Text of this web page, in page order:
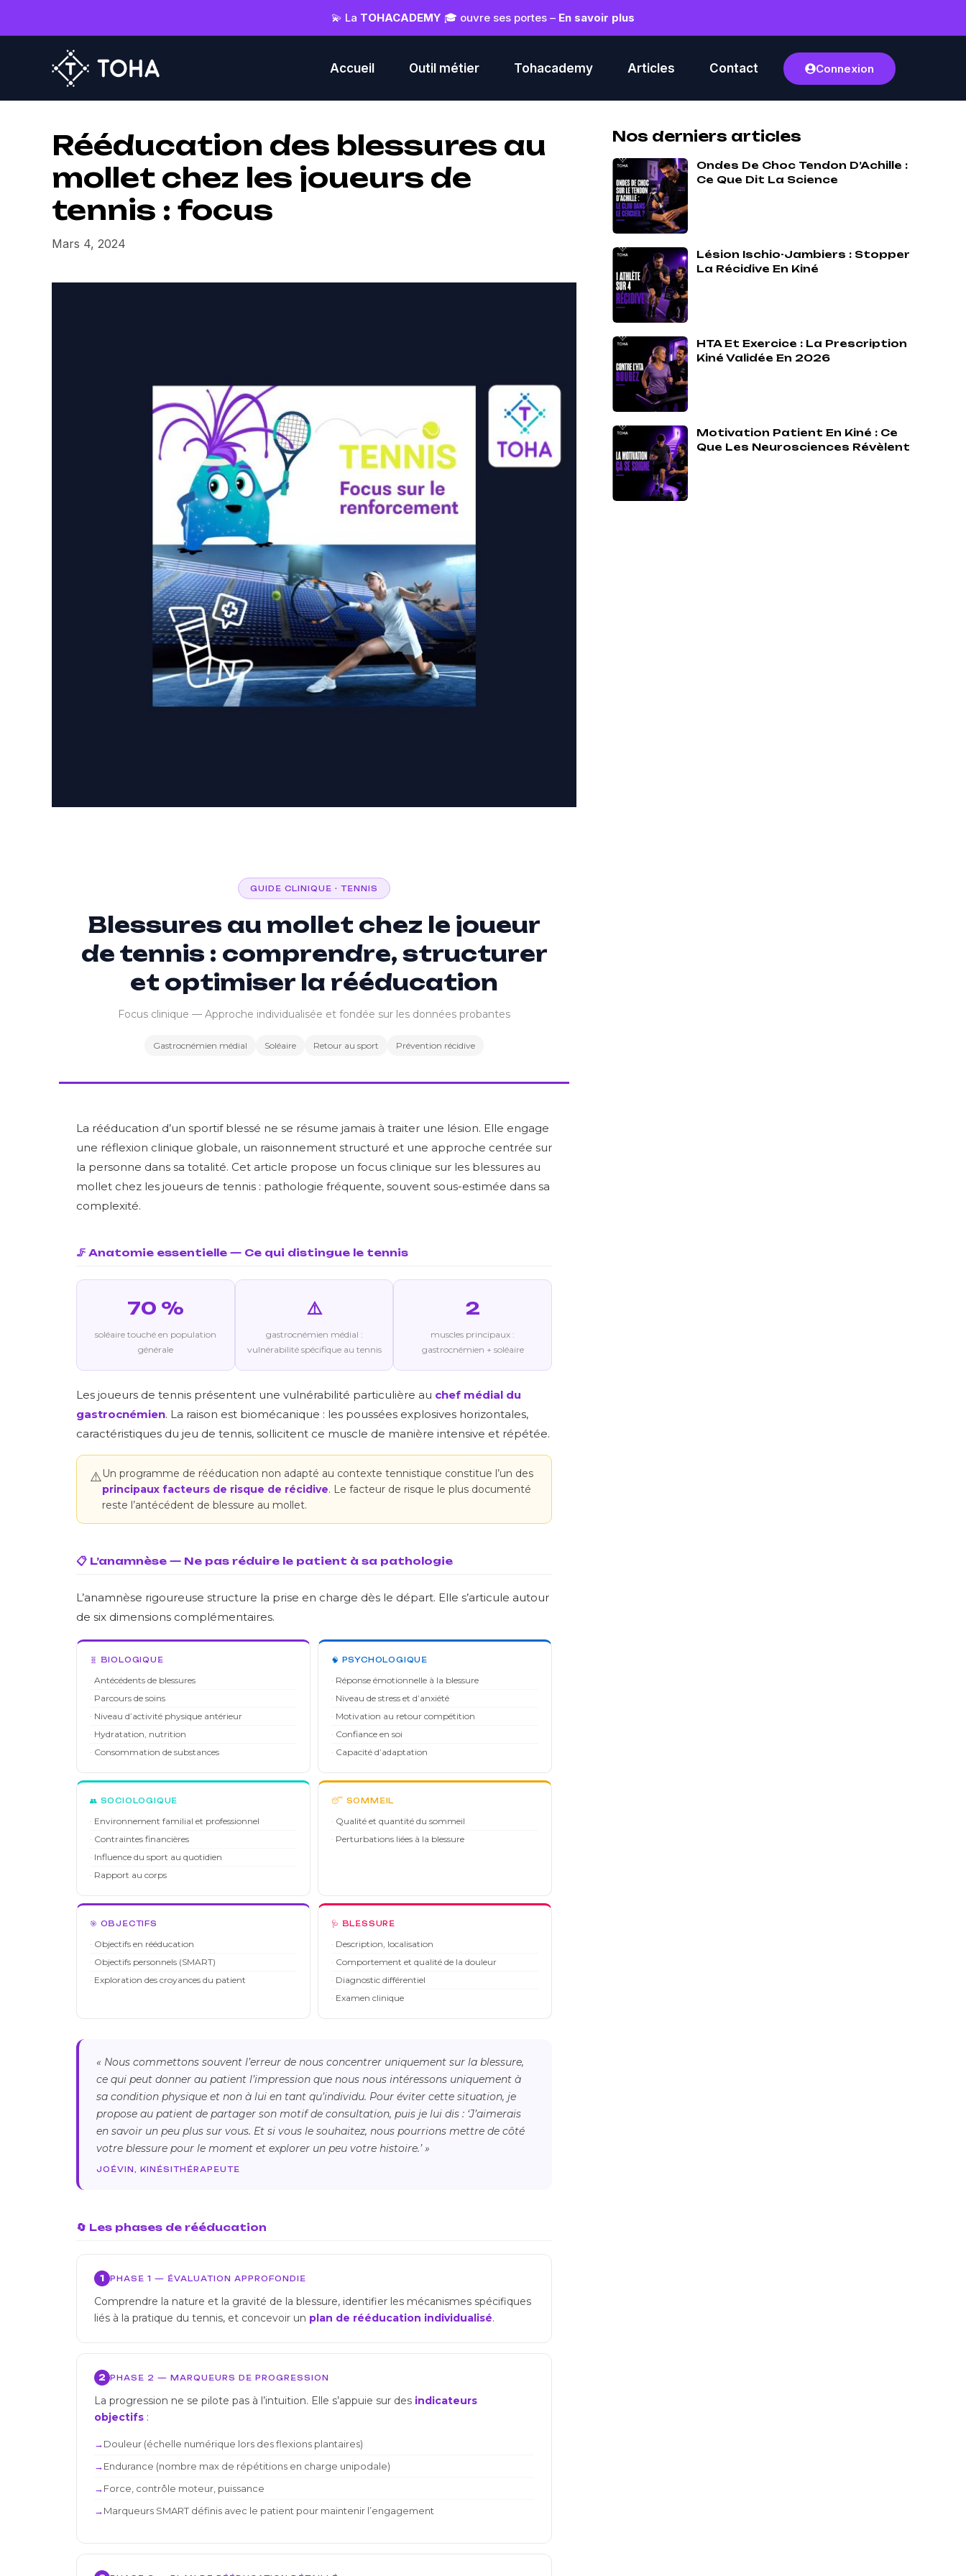
💫 La TOHACADEMY 🎓 ouvre ses portes – En savoir plus
Accueil Outil métier Tohacademy Articles Contact Connexion
Rééducation des blessures au
mollet chez les joueurs de
tennis : focus
Mars 4, 2024
GUIDE CLINIQUE · TENNIS
Blessures au mollet chez le joueur
de tennis : comprendre, structurer
et optimiser la rééducation
Focus clinique — Approche individualisée et fondée sur les données probantes
Gastrocnémien médial Soléaire Retour au sport Prévention récidive
La rééducation d’un sportif blessé ne se résume jamais à traiter une lésion. Elle engage
une réflexion clinique globale, un raisonnement structuré et une approche centrée sur
la personne dans sa totalité. Cet article propose un focus clinique sur les blessures au
mollet chez les joueurs de tennis : pathologie fréquente, souvent sous-estimée dans sa
complexité.
🦵 Anatomie essentielle — Ce qui distingue le tennis
70 %
soléaire touché en population
générale
⚠️
gastrocnémien médial :
vulnérabilité spécifique au tennis
2
muscles principaux :
gastrocnémien + soléaire
Les joueurs de tennis présentent une vulnérabilité particulière au chef médial du
gastrocnémien. La raison est biomécanique : les poussées explosives horizontales,
caractéristiques du jeu de tennis, sollicitent ce muscle de manière intensive et répétée.
⚠️Un programme de rééducation non adapté au contexte tennistique constitue l’un des
principaux facteurs de risque de récidive. Le facteur de risque le plus documenté
reste l’antécédent de blessure au mollet.
📋 L’anamnèse — Ne pas réduire le patient à sa pathologie
L’anamnèse rigoureuse structure la prise en charge dès le départ. Elle s’articule autour
de six dimensions complémentaires.
🧬 BIOLOGIQUE
Antécédents de blessures
Parcours de soins
Niveau d’activité physique antérieur
Hydratation, nutrition
Consommation de substances
🧠 PSYCHOLOGIQUE
Réponse émotionnelle à la blessure
Niveau de stress et d’anxiété
Motivation au retour compétition
Confiance en soi
Capacité d’adaptation
👥 SOCIOLOGIQUE
Environnement familial et professionnel
Contraintes financières
Influence du sport au quotidien
Rapport au corps
😴 SOMMEIL
Qualité et quantité du sommeil
Perturbations liées à la blessure
🎯 OBJECTIFS
Objectifs en rééducation
Objectifs personnels (SMART)
Exploration des croyances du patient
🩺 BLESSURE
Description, localisation
Comportement et qualité de la douleur
Diagnostic différentiel
Examen clinique
« Nous commettons souvent l’erreur de nous concentrer uniquement sur la blessure,
ce qui peut donner au patient l’impression que nous nous intéressons uniquement à
sa condition physique et non à lui en tant qu’individu. Pour éviter cette situation, je
propose au patient de partager son motif de consultation, puis je lui dis : ‘J’aimerais
en savoir un peu plus sur vous. Et si vous le souhaitez, nous pourrions mettre de côté
votre blessure pour le moment et explorer un peu votre histoire.’ »
JOÉVIN, KINÉSITHÉRAPEUTE
🔄 Les phases de rééducation
1 PHASE 1 — ÉVALUATION APPROFONDIE
Comprendre la nature et la gravité de la blessure, identifier les mécanismes spécifiques
liés à la pratique du tennis, et concevoir un plan de rééducation individualisé.
2 PHASE 2 — MARQUEURS DE PROGRESSION
La progression ne se pilote pas à l’intuition. Elle s’appuie sur des indicateurs
objectifs :
Douleur (échelle numérique lors des flexions plantaires)
Endurance (nombre max de répétitions en charge unipodale)
Force, contrôle moteur, puissance
Marqueurs SMART définis avec le patient pour maintenir l’engagement
Nos derniers articles
Ondes De Choc Tendon D’Achille :
Ce Que Dit La Science
Lésion Ischio-Jambiers : Stopper
La Récidive En Kiné
HTA Et Exercice : La Prescription
Kiné Validée En 2026
Motivation Patient En Kiné : Ce
Que Les Neurosciences Révèlent